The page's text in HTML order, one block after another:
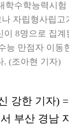
학수학능력시
자립형사립고
이 8명으로 집
능 만점자 이동
. (조아현 기자)
강한 기자)
부산 경남